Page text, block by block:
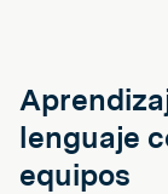
lenguaje
equipos